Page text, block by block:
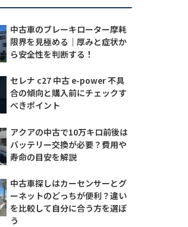
中古車のブレーキローター摩耗
限界を見極める｜厚みと症状か
ら安全性を判断する！
セレナ c27 中古 e-power 不具
合の傾向と購入前にチェックす
べきポイント
アクアの中古で10万キロ前後は
バッテリー交換が必要？費用や
寿命の目安を解説
中古車探しはカーセンサーとグ
ーネットのどっちが便利？違い
を比較して自分に合う方を選ぼ
う